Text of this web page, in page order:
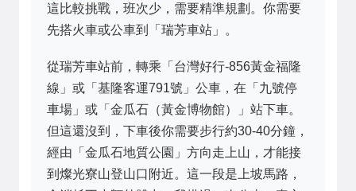
這比較挑戰，班次少，需要精準規劃。你需要
先搭火車或公車到「瑞芳車站」。
從瑞芳車站前，轉乘「台灣好行-856黃金福隆
線」或「基隆客運791號」公車，在「九號停
車場」或「金瓜石（黃金博物館）」站下車。
但這還沒到，下車後你需要步行約30-40分鐘，
經由「金瓜石地質公園」方向走上山，才能接
到燦光寮山登山口附近。這一段是上坡馬路，